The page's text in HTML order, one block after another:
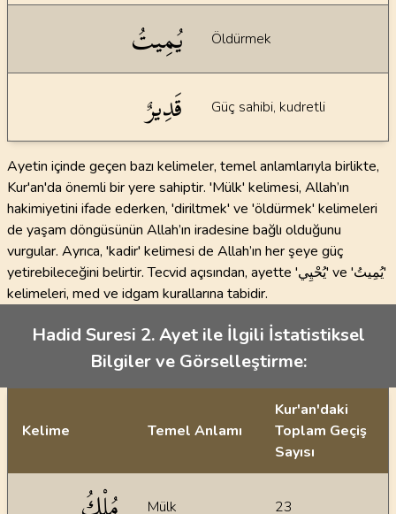
يُمِيتُ Öldürmek
قَدِيرٌ Güç sahibi, kudretli
Ayetin içinde geçen bazı kelimeler, temel anlamlarıyla birlikte,
Kur'an'da önemli bir yere sahiptir. 'Mülk' kelimesi, Allah’ın
hakimiyetini ifade ederken, 'diriltmek' ve 'öldürmek' kelimeleri
de yaşam döngüsünün Allah’ın iradesine bağlı olduğunu
vurgular. Ayrıca, 'kadir' kelimesi de Allah’ın her şeye güç
yetirebileceğini belirtir. Tecvid açısından, ayette 'يُحْيِي' ve 'يُمِيتُ'
kelimeleri, med ve idgam kurallarına tabidir.
Hadid Suresi 2. Ayet ile İlgili İstatistiksel
Bilgiler ve Görselleştirme:
Kelime Temel Anlamı
Kur'an'daki
Toplam Geçiş
Sayısı
Mülk 23